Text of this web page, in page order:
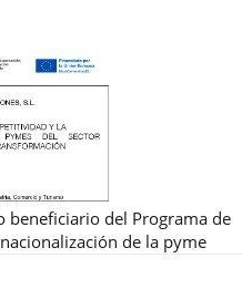
beneficiario del Programa de
de la pyme